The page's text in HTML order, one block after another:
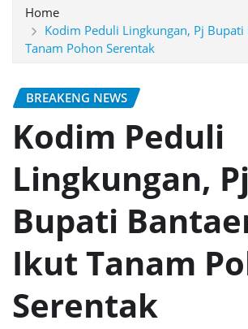
Home
Kodim Peduli Lingkungan, Pj
Tanam Pohon Serentak
BREAKENG NEWS
Kodim Peduli
Lingkungan, Pj
Bupati
Ikut Tanam
Serentak